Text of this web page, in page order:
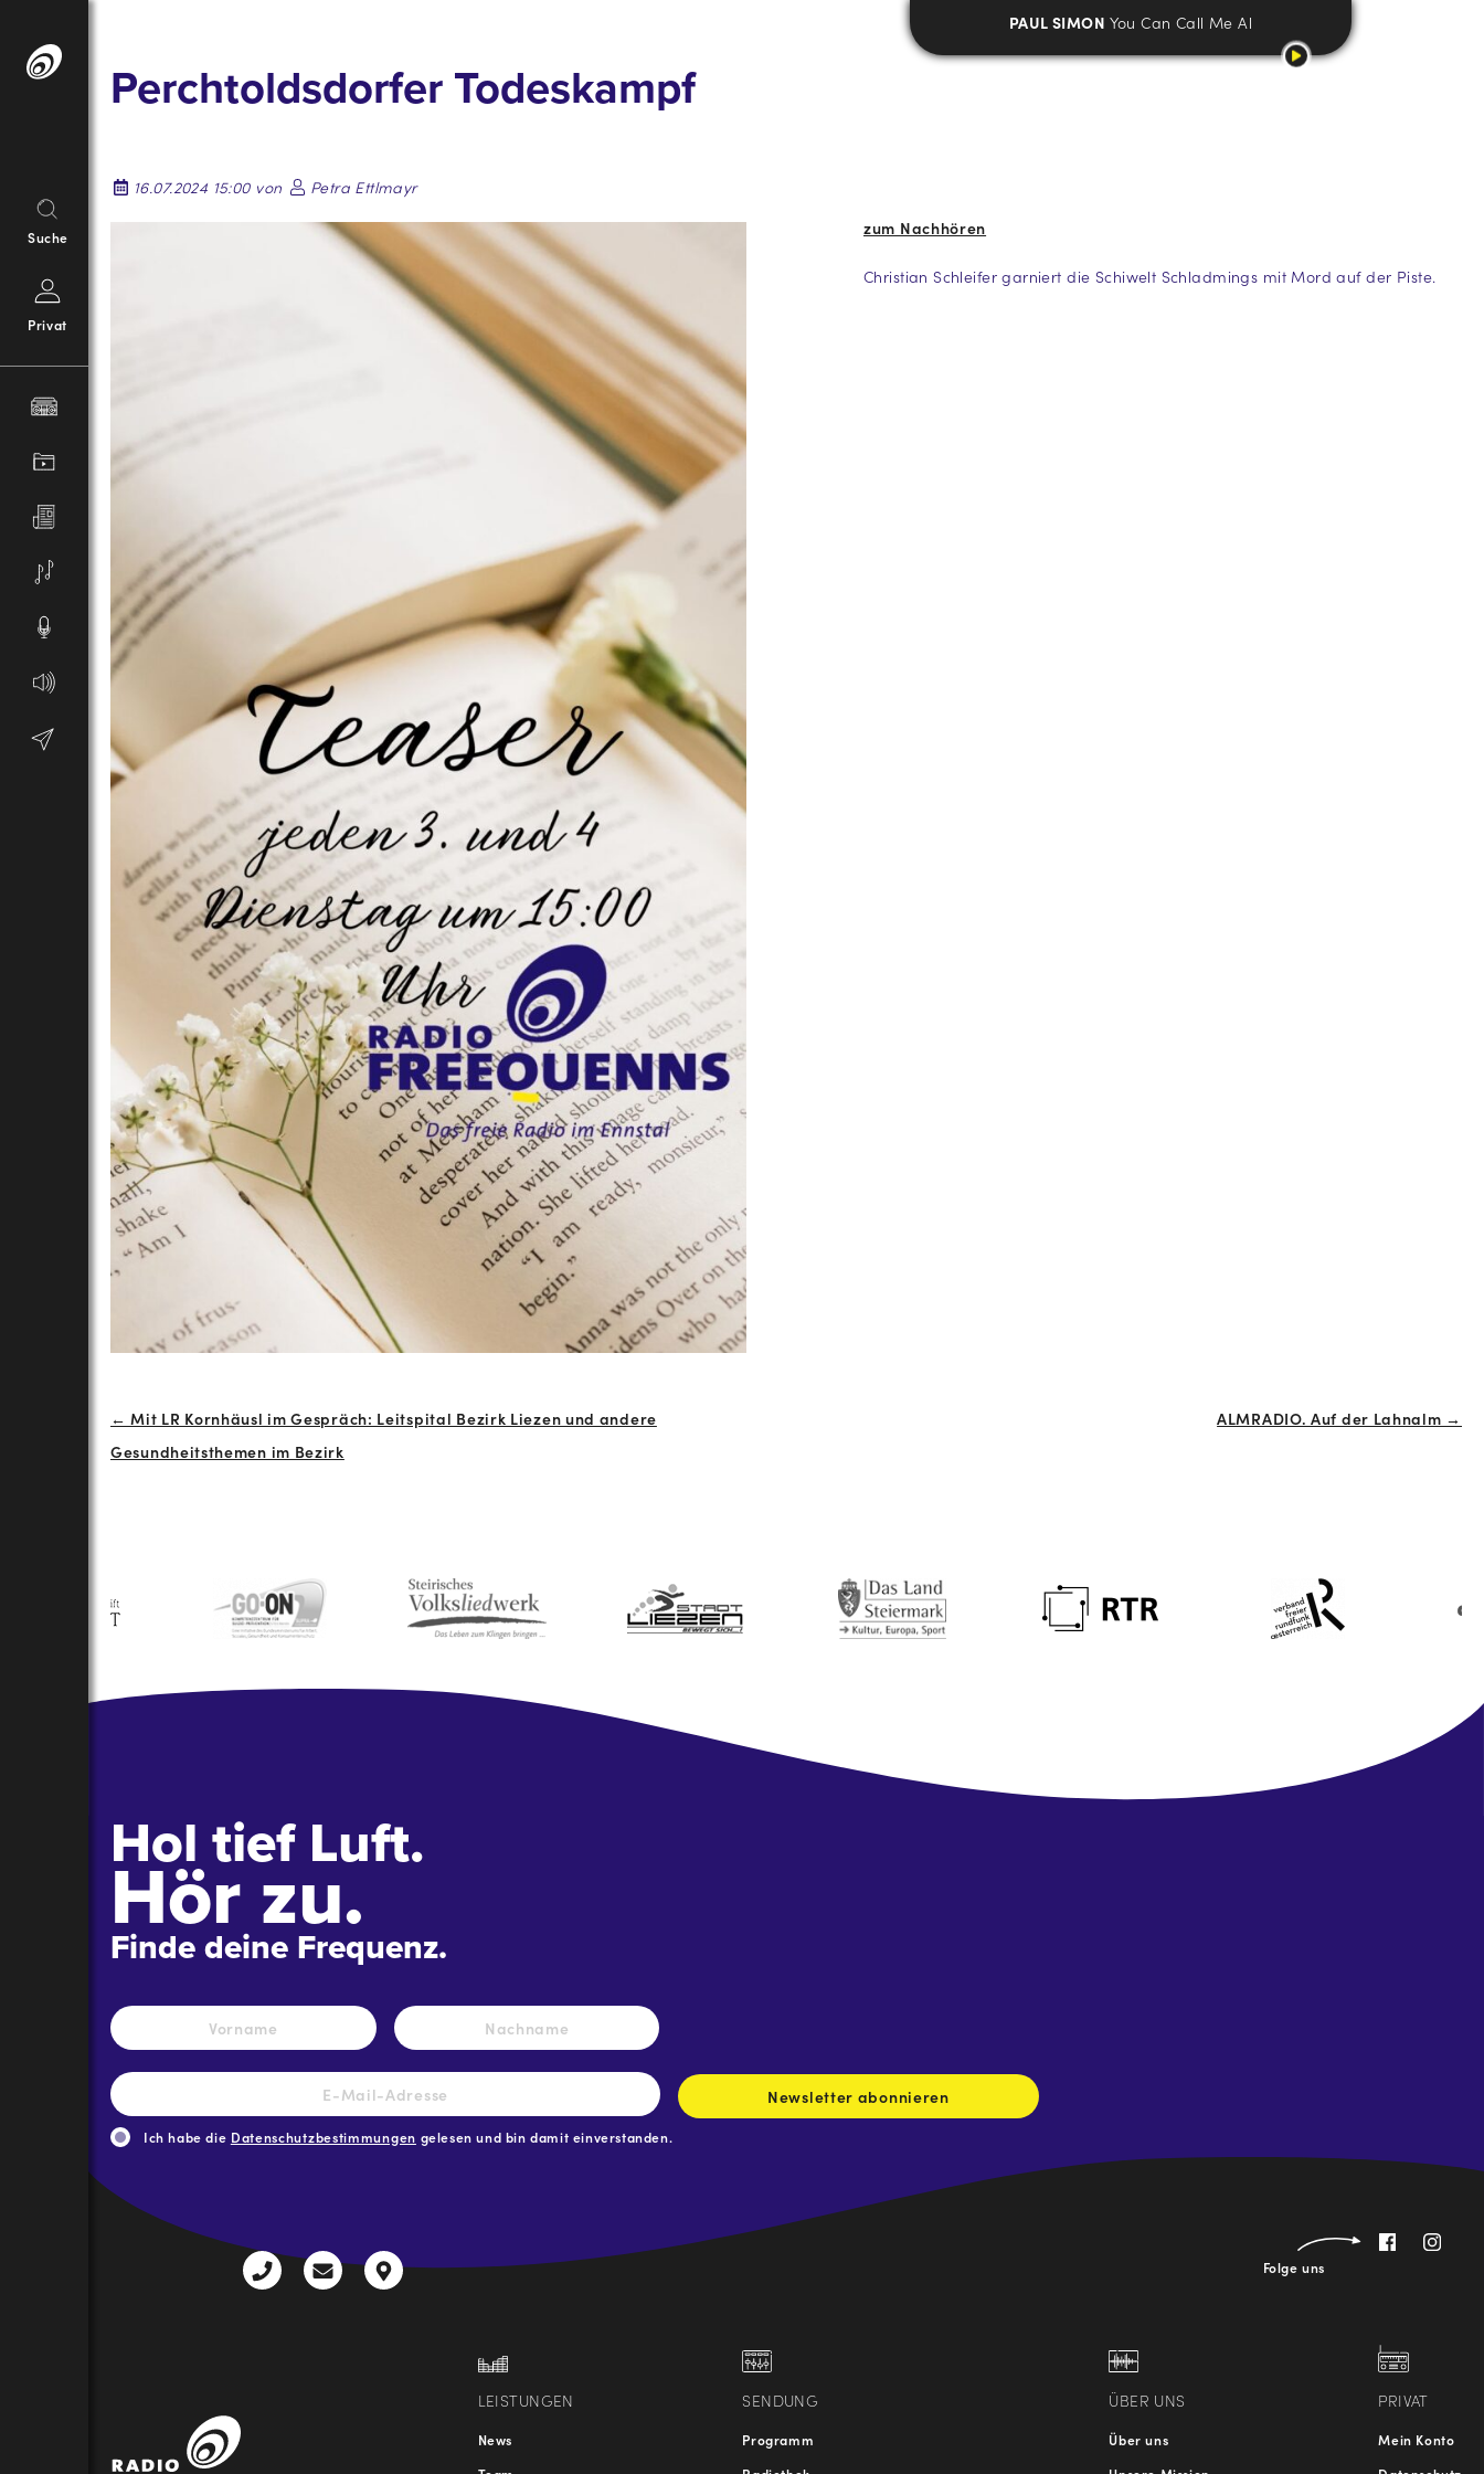
Inhalt
Suche
Privat
PAUL SIMON You Can Call Me Al
Perchtoldsdorfer Todeskampf
16.07.2024 15:00 von
Petra Ettlmayr
zum Nachhören
Christian Schleifer garniert die Schiwelt Schladmings mit Mord auf der Piste.
Navigation
← Mit LR Kornhäusl im Gespräch: Leitspital Bezirk Liezen und andere
Gesundheitsthemen im Bezirk
ALMRADIO. Auf der Lahnalm →
Hol tief Luft.
Hör zu.
Finde deine Frequenz.
Name *
Vorname Nachname
E-
Mail-
Adresse *
Newsletter abonnieren
Ich habe die Datenschutzbestimmungen gelesen und bin damit einverstanden.
Folge uns
+43
radio@freequenns.at
Kulturhausstraße
LEISTUNGEN
News
SENDUNG
Programm
ÜBER UNS
Über uns
PRIVAT
Mein Konto